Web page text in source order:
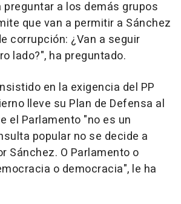
preguntar a los demás grupos
que van a permitir a Sánchez
corrupción: ¿Van a seguir
lado?", ha preguntado.
en la exigencia del PP
lleve su Plan de Defensa al
el Parlamento "no es un
popular no se decide a
Sánchez. O Parlamento o
o democracia", le ha